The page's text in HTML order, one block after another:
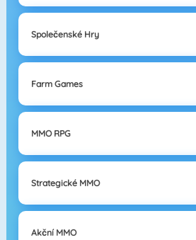
Společenské Hry
Farm Games
MMO RPG
Strategické MMO
Akční MMO